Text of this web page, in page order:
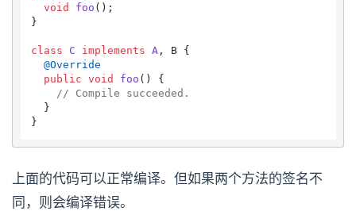
void
foo () ;
}
class C implements A , B {
@Override
public void foo ()
{
// Compile succeeded.
  }
上面的代码可以正常编译。但如果两个方法的签名不
同，则会编译错误。